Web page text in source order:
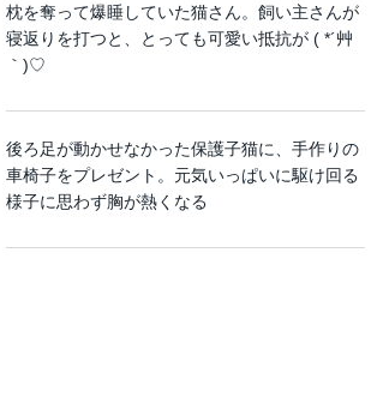
枕を奪って爆睡していた猫さん。飼い主さんが
寝返りを打つと、とっても可愛い抵抗が ( *´艸
｀)♡
後ろ足が動かせなかった保護子猫に、手作りの
車椅子をプレゼント。元気いっぱいに駆け回る
様子に思わず胸が熱くなる